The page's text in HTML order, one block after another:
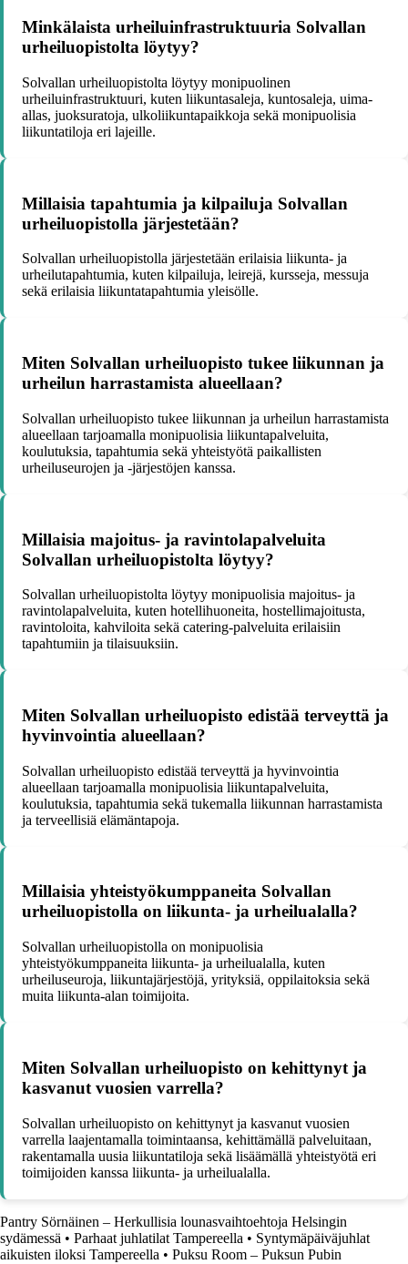
Minkälaista urheiluinfrastruktuuria Solvallan
urheiluopistolta löytyy?
Solvallan urheiluopistolta löytyy monipuolinen
urheiluinfrastruktuuri, kuten liikuntasaleja, kuntosaleja, uima-
allas, juoksuratoja, ulkoliikuntapaikkoja sekä monipuolisia
liikuntatiloja eri lajeille.
Millaisia tapahtumia ja kilpailuja Solvallan
urheiluopistolla järjestetään?
Solvallan urheiluopistolla järjestetään erilaisia liikunta- ja
urheilutapahtumia, kuten kilpailuja, leirejä, kursseja, messuja
sekä erilaisia liikuntatapahtumia yleisölle.
Miten Solvallan urheiluopisto tukee liikunnan ja
urheilun harrastamista alueellaan?
Solvallan urheiluopisto tukee liikunnan ja urheilun harrastamista
alueellaan tarjoamalla monipuolisia liikuntapalveluita,
koulutuksia, tapahtumia sekä yhteistyötä paikallisten
urheiluseurojen ja -järjestöjen kanssa.
Millaisia majoitus- ja ravintolapalveluita
Solvallan urheiluopistolta löytyy?
Solvallan urheiluopistolta löytyy monipuolisia majoitus- ja
ravintolapalveluita, kuten hotellihuoneita, hostellimajoitusta,
ravintoloita, kahviloita sekä catering-palveluita erilaisiin
tapahtumiin ja tilaisuuksiin.
Miten Solvallan urheiluopisto edistää terveyttä ja
hyvinvointia alueellaan?
Solvallan urheiluopisto edistää terveyttä ja hyvinvointia
alueellaan tarjoamalla monipuolisia liikuntapalveluita,
koulutuksia, tapahtumia sekä tukemalla liikunnan harrastamista
ja terveellisiä elämäntapoja.
Millaisia yhteistyökumppaneita Solvallan
urheiluopistolla on liikunta- ja urheilualalla?
Solvallan urheiluopistolla on monipuolisia
yhteistyökumppaneita liikunta- ja urheilualalla, kuten
urheiluseuroja, liikuntajärjestöjä, yrityksiä, oppilaitoksia sekä
muita liikunta-alan toimijoita.
Miten Solvallan urheiluopisto on kehittynyt ja
kasvanut vuosien varrella?
Solvallan urheiluopisto on kehittynyt ja kasvanut vuosien
varrella laajentamalla toimintaansa, kehittämällä palveluitaan,
rakentamalla uusia liikuntatiloja sekä lisäämällä yhteistyötä eri
toimijoiden kanssa liikunta- ja urheilualalla.
Pantry Sörnäinen – Herkullisia lounasvaihtoehtoja Helsingin
sydämessä • Parhaat juhlatilat Tampereella • Syntymäpäiväjuhlat
aikuisten iloksi Tampereella • Puksu Room – Puksun Pubin